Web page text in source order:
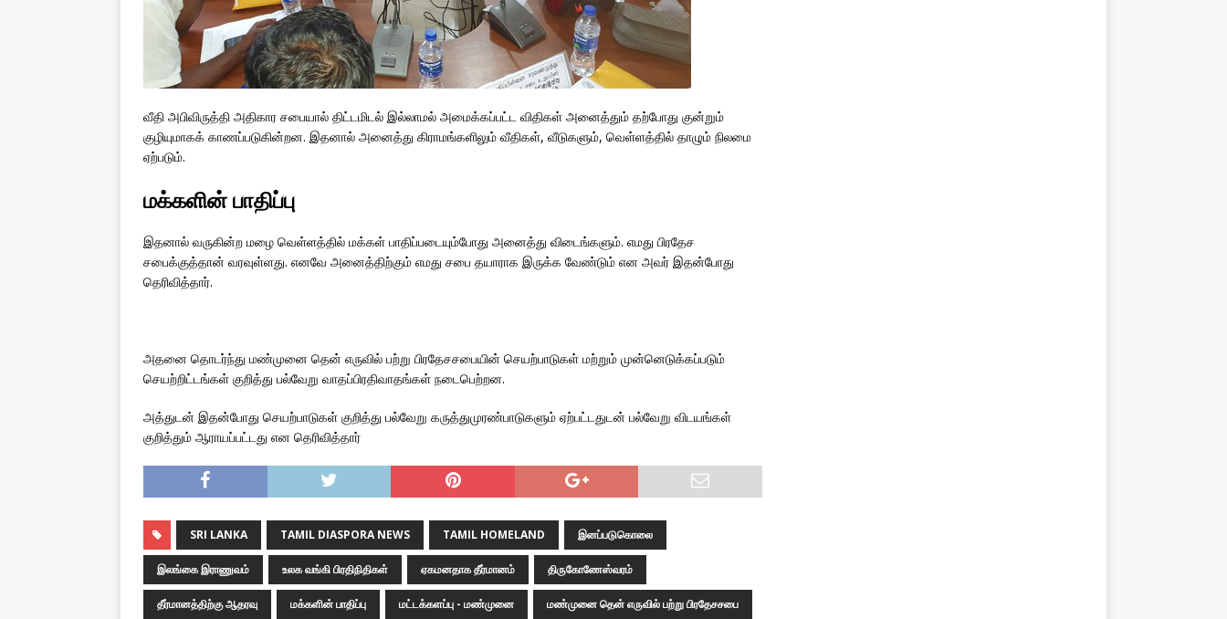
வீதி அபிவிருத்தி அதிகார சபையால் திட்டமிடல் இல்லாமல் அமைக்கப்பட்ட விதிகள் அனைத்தும் தற்போது குன்றும்
குழியுமாகக் காணப்படுகின்றன. இதனால் அனைத்து கிராமங்களிலும் வீதிகள், வீடுகளும், வெள்ளத்தில் தாழும் நிலமை
ஏற்படும்.
மக்களின் பாதிப்பு
இதனால் வருகின்ற மழை வெள்ளத்தில் மக்கள் பாதிப்படையும்போது அனைத்து விடைங்களும். எமது பிரதேச
சபைக்குத்தான் வரவுள்ளது. எனவே அனைத்திற்கும் எமது சபை தயாராக இருக்க வேண்டும் என அவர் இதன்போது
தெரிவித்தார்.
அதனை தொடர்ந்து மண்முனை தென் எருவில் பற்று பிரதேசசபையின் செயற்பாடுகள் மற்றும் முன்னெடுக்கப்படும்
செயற்றிட்டங்கள் குறித்து பல்வேறு வாதப்பிரதிவாதங்கள் நடைபெற்றன.
அத்துடன் இதன்போது செயற்பாடுகள் குறித்து பல்வேறு கருத்துமுரண்பாடுகளும் ஏற்பட்டதுடன் பல்வேறு விடயங்கள்
குறித்தும் ஆராயப்பட்டது என தெரிவித்தார்
SRI LANKA TAMIL DIASPORA NEWS TAMIL HOMELAND இனப்படுகொலை
இலங்கை இராணுவம் உலக வங்கி பிரதிநிதிகள் ஏகமனதாக தீர்மானம் திருகோணேஸ்வரம்
தீர்மானத்திற்கு ஆதரவு மக்களின் பாதிப்பு மட்டக்களப்பு - மண்முனை மண்முனை தென் எருவில் பற்று பிரதேசசபை